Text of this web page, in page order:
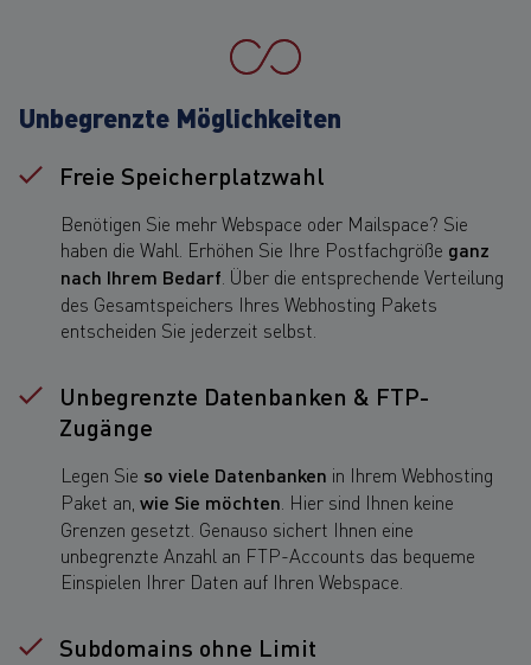
Unbegrenzte Möglichkeiten
Freie Speicherplatzwahl
Benötigen Sie mehr Webspace oder Mailspace? Sie
haben die Wahl. Erhöhen Sie Ihre Postfachgröße ganz
nach Ihrem Bedarf . Über die entsprechende Verteilung
des Gesamtspeichers Ihres Webhosting Pakets
entscheiden Sie jederzeit selbst.
Unbegrenzte Datenbanken & FTP-
Zugänge
Legen Sie so viele Datenbanken in Ihrem Webhosting
Paket an, wie Sie möchten . Hier sind Ihnen keine
Grenzen gesetzt. Genauso sichert Ihnen eine
unbegrenzte Anzahl an FTP-Accounts das bequeme
Einspielen Ihrer Daten auf Ihren Webspace.
Subdomains ohne Limit